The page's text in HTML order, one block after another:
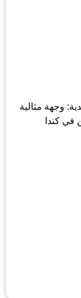
وجهة مثالية
في كندا